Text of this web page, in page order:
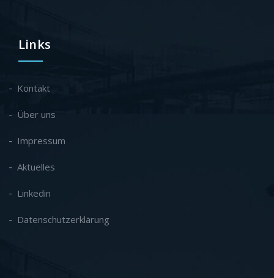
Links
Kontakt
Über uns
Impressum
Aktuelles
Linkedin
Datenschutzerklärung